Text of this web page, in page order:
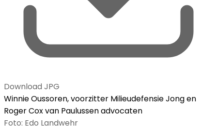
Download JPG
Winnie Oussoren, voorzitter Milieudefensie Jong en
Roger Cox van Paulussen advocaten
Foto: Edo Landwehr